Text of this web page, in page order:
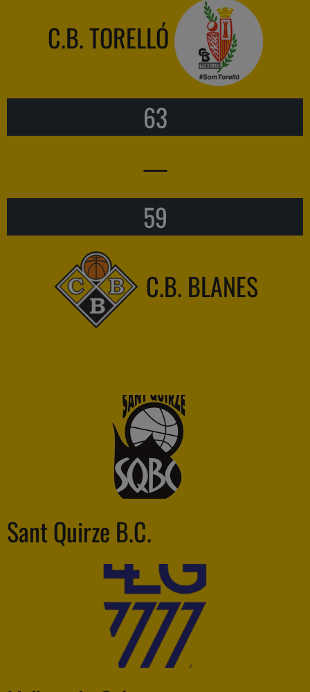
C.B. TORELLÓ
63
—
59
C.B. BLANES
Sant Quirze B.C.